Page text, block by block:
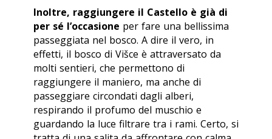
Inoltre, raggiungere il Castello è già di
per sé l’occasione per fare una bellissima
passeggiata nel bosco. A dire il vero, in
effetti, il bosco di Višce è attraversato da
molti sentieri, che permettono di
raggiungere il maniero, ma anche di
passeggiare circondati dagli alberi,
respirando il profumo del muschio e
guardando la luce filtrare tra i rami. Certo, si